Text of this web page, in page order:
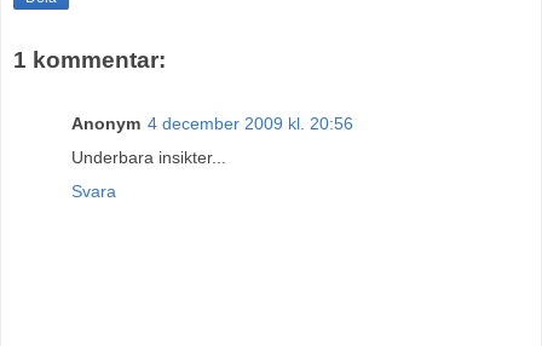
1 kommentar:
Anonym 4 december 2009 kl. 20:56
Underbara insikter...
Svara